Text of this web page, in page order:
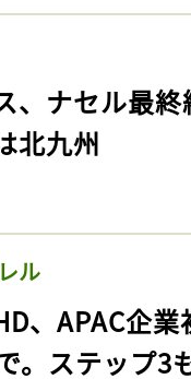
、ナセル最
北九州
ル
、APAC企
。ステップ3